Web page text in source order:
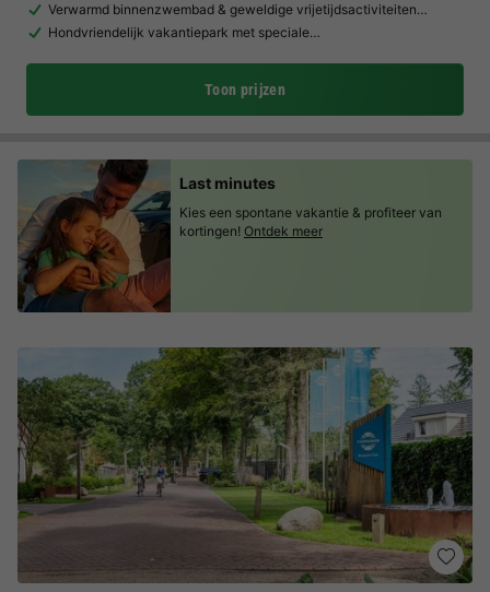
Verwarmd binnenzwembad & geweldige vrijetijdsactiviteiten…
Hondvriendelijk vakantiepark met speciale…
Toon prijzen
Last minutes
Kies een spontane vakantie & profiteer van
kortingen! Ontdek meer